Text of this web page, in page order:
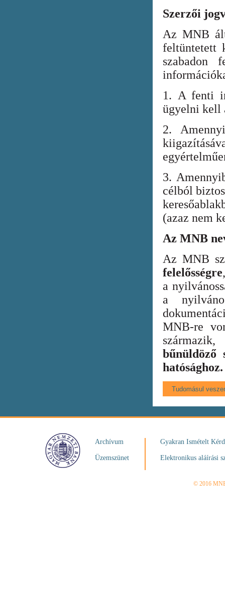
Szerzői
Az MNB
feltüntetett
szabadon
1. A fenti
ügyelni kell
2.
3.
célból
(azaz nem
Az MNB
Az MNB
felelősségre
a
a
MNB-re
bűnüldöző
hatósághoz.
Archívum
Üzemszünet
Gyakran Ismételt
Elektronikus aláírási
© 2016